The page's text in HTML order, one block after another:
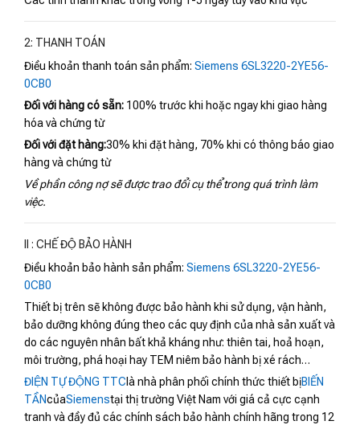
2: THANH TOÁN
Điều khoản thanh toán sản phẩm: Siemens 6SL3220-2YE56-
0CB0
Đối với hàng có sẵn: 100% trước khi hoặc ngay khi giao hàng
hóa và chứng từ
Đối với đặt hàng:30% khi đặt hàng, 70% khi có thông báo giao
hàng và chứng từ
Về phần công nợ sẽ được trao đổi cụ thể trong quá trình làm
việc.
II : CHẾ ĐỘ BẢO HÀNH
Điều khoản bảo hành sản phẩm: Siemens 6SL3220-2YE56-
0CB0
Thiết bị trên sẽ không được bảo hành khi sử dụng, vận hành,
bảo dưỡng không đúng theo các quy định của nhà sản xuất và
do các nguyên nhân bất khả kháng như: thiên tai, hoả hoạn,
môi trường, phá hoại hay TEM niêm bảo hành bị xé rách…
ĐIỆN TỰ ĐỘNG TTC là nhà phân phối chính thức thiết bịBIẾN
TẦNcủaSiemenstại thị trường Việt Nam với giá cả cực cạnh
tranh và đầy đủ các chính sách bảo hành chính hãng trong 12